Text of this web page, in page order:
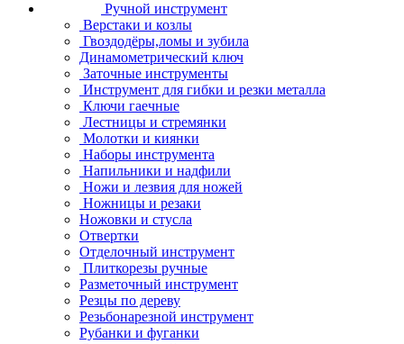
Ручной инструмент
Верстаки и козлы
Гвоздодёры,ломы и зубила
Динамометрический ключ
Заточные инструменты
Инструмент для гибки и резки металла
Ключи гаечные
Лестницы и стремянки
Молотки и киянки
Наборы инструмента
Напильники и надфили
Ножи и лезвия для ножей
Ножницы и резаки
Ножовки и стусла
Отвертки
Отделочный инструмент
Плиткорезы ручные
Разметочный инструмент
Резцы по дереву
Резьбонарезной инструмент
Рубанки и фуганки